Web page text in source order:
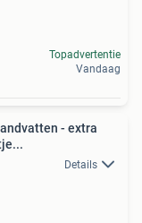
Topadvertentie
Vandaag
- extra
Details